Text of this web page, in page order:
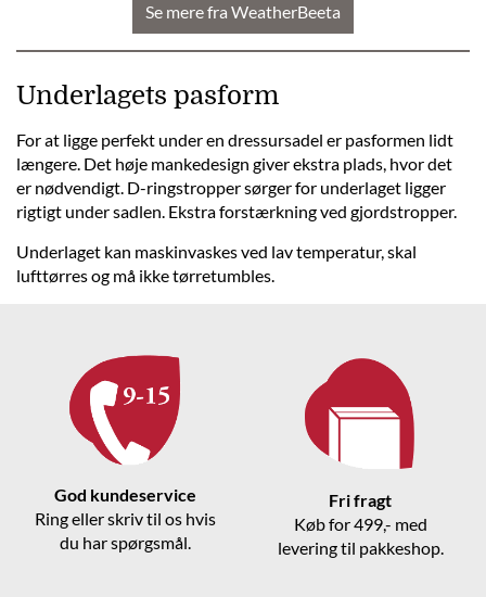
Se mere fra WeatherBeeta
Underlagets pasform
For at ligge perfekt under en dressursadel er pasformen lidt
længere. Det høje mankedesign giver ekstra plads, hvor det
er nødvendigt. D-ringstropper sørger for underlaget ligger
rigtigt under sadlen. Ekstra forstærkning ved gjordstropper.
Underlaget kan maskinvaskes ved lav temperatur, skal
lufttørres og må ikke tørretumbles.
God kundeservice
Ring eller skriv til os hvis
du har spørgsmål.
Fri fragt
Køb for 499,- med
levering til pakkeshop.